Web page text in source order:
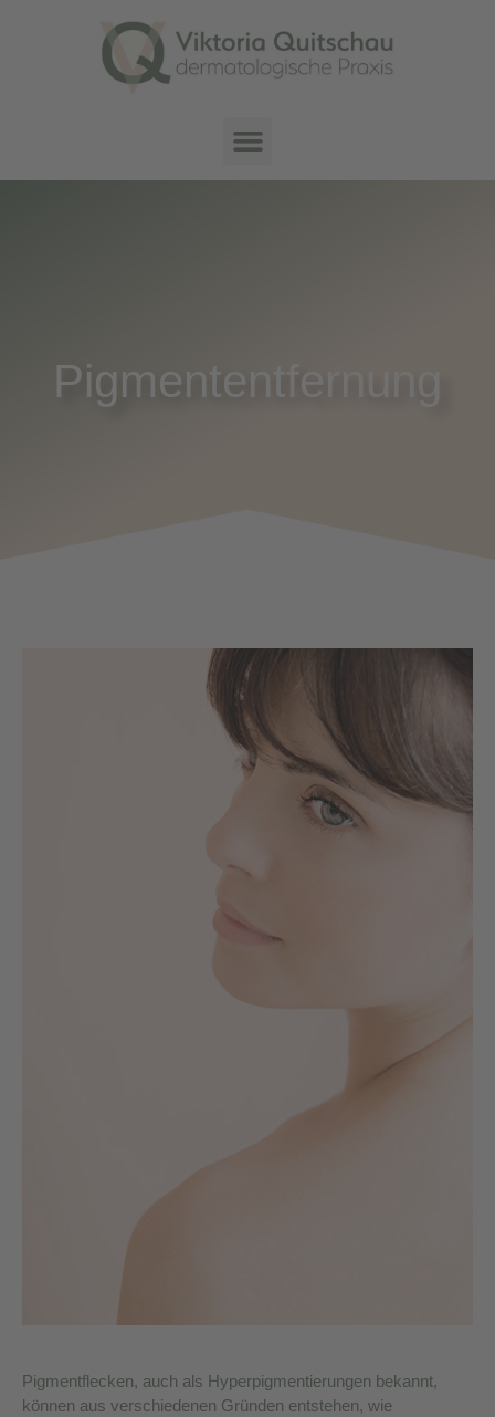
Pigmententfernung
Pigmentflecken, auch als Hyperpigmentierungen bekannt,
können aus verschiedenen Gründen entstehen, wie